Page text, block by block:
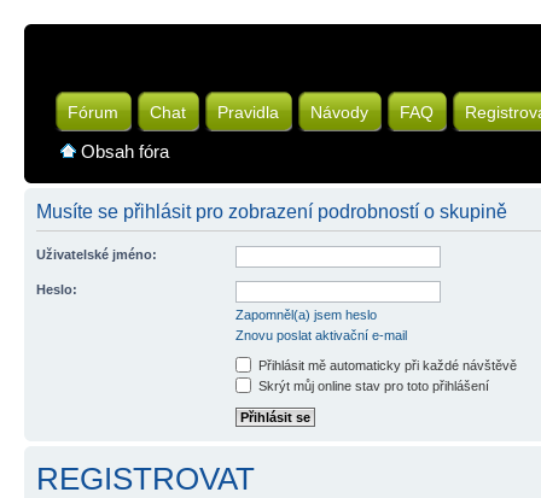
Fórum Chat Pravidla Návody FAQ
Obsah fóra
Musíte se přihlásit pro zobrazení podrobností o skupině
Uživatelské jméno:
Heslo:
Zapomněl(a) jsem heslo
Znovu poslat aktivační e-mail
Přihlásit mě automaticky při každé návštěvě
Skrýt můj online stav pro toto přihlášení
REGISTROVAT